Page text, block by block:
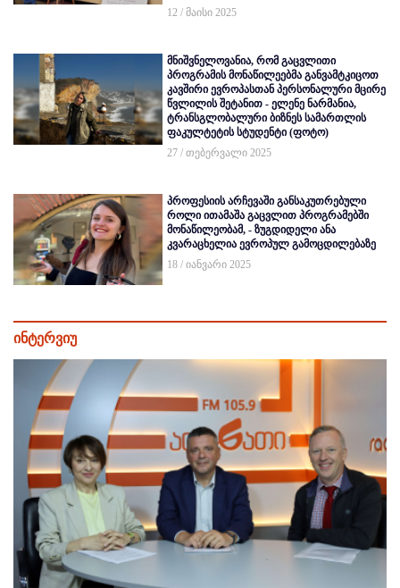
12 / მაისი 2025
მნიშვნელოვანია, რომ გაცვლითი
პროგრამის მონაწილეებმა განვამტკიცოთ
კავშირი ევროპასთან პერსონალური მცირე
წვლილის შეტანით - ელენე ნარმანია,
ტრანსგლობალური ბიზნეს სამართლის
ფაკულტეტის სტუდენტი (ფოტო)
27 / თებერვალი 2025
პროფესიის არჩევაში განსაკუთრებული
როლი ითამაშა გაცვლით პროგრამებში
მონაწილეობამ, - ზუგდიდელი ანა
კვარაცხელია ევროპულ გამოცდილებაზე
18 / იანვარი 2025
ინტერვიუ